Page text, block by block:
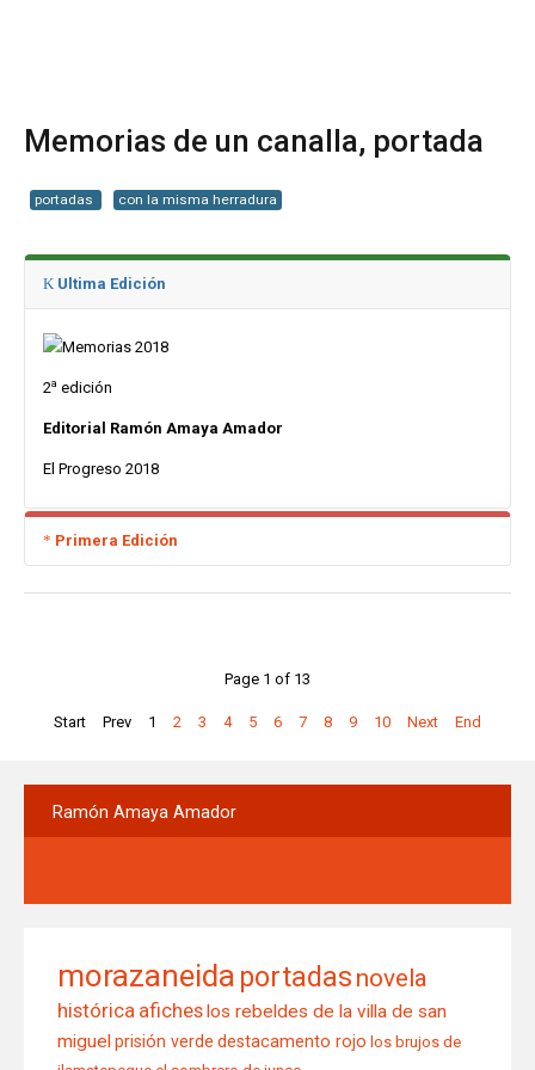
Noticias
Editorial
Radionovela
Memorias de un canalla, portada
portadas con la misma herradura
Ultima Edición
2a edición
Editorial Ramón Amaya Amador
El Progreso 2018
Primera Edición
Tegucigalpa 2004
Page 1 of 13
Start Prev 1 2 3 4 5 6 7 8 9 10 Next End
Ramón Amaya Amador
morazaneida portadas novela
histórica aficheslos rebeldes de la villa de san
miguelprisión verde destacamento rojo los brujos de